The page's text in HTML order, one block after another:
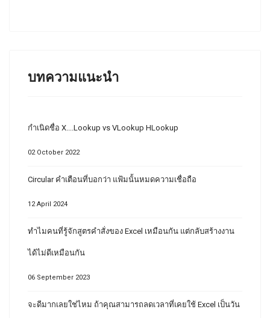
บทความแนะนำ
กำเนิดชื่อ X....Lookup vs VLookup HLookup
02 October 2022
Circular คำเตือนที่บอกว่า แฟ้มนั้นหมดความเชื่อถือ
12 April 2024
ทำไมคนที่รู้จักสูตรคำสั่งของ Excel เหมือนกัน แต่กลับสร้างงาน
ได้ไม่ดีเหมือนกัน
06 September 2023
จะดีมากเลยใช่ไหม ถ้าคุณสามารถลดเวลาที่เคยใช้ Excel เป็นวัน